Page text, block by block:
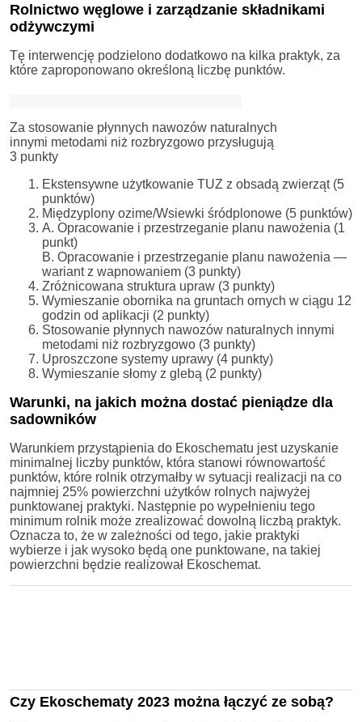
Rolnictwo węglowe i zarządzanie składnikami
odżywczymi
Tę interwencję podzielono dodatkowo na kilka praktyk, za
które zaproponowano określoną liczbę punktów.
Za stosowanie płynnych nawozów naturalnych
innymi metodami niż rozbryzgowo przysługują
3 punkty
Ekstensywne użytkowanie TUZ z obsadą zwierząt (5
punktów)
Międzyplony ozime/Wsiewki śródplonowe (5 punktów)
A. Opracowanie i przestrzeganie planu nawożenia (1
punkt)
B. Opracowanie i przestrzeganie planu nawożenia —
wariant z wapnowaniem (3 punkty)
Zróżnicowana struktura upraw (3 punkty)
Wymieszanie obornika na gruntach ornych w ciągu 12
godzin od aplikacji (2 punkty)
Stosowanie płynnych nawozów naturalnych innymi
metodami niż rozbryzgowo (3 punkty)
Uproszczone systemy uprawy (4 punkty)
Wymieszanie słomy z glebą (2 punkty)
Warunki, na jakich można dostać pieniądze dla
sadowników
Warunkiem przystąpienia do Ekoschematu jest uzyskanie
minimalnej liczby punktów, która stanowi równowartość
punktów, które rolnik otrzymałby w sytuacji realizacji na co
najmniej 25% powierzchni użytków rolnych najwyżej
punktowanej praktyki. Następnie po wypełnieniu tego
minimum rolnik może zrealizować dowolną liczbą praktyk.
Oznacza to, że w zależności od tego, jakie praktyki
wybierze i jak wysoko będą one punktowane, na takiej
powierzchni będzie realizował Ekoschemat.
Czy Ekoschematy 2023 można łączyć ze sobą?